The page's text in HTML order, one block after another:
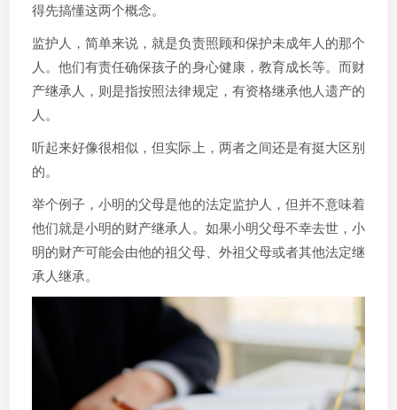
得先搞懂这两个概念。
监护人，简单来说，就是负责照顾和保护未成年人的那个
人。他们有责任确保孩子的身心健康，教育成长等。而财
产继承人，则是指按照法律规定，有资格继承他人遗产的
人。
听起来好像很相似，但实际上，两者之间还是有挺大区别
的。
举个例子，小明的父母是他的法定监护人，但并不意味着
他们就是小明的财产继承人。如果小明父母不幸去世，小
明的财产可能会由他的祖父母、外祖父母或者其他法定继
承人继承。